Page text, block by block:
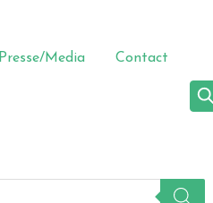
Presse/Media Contact